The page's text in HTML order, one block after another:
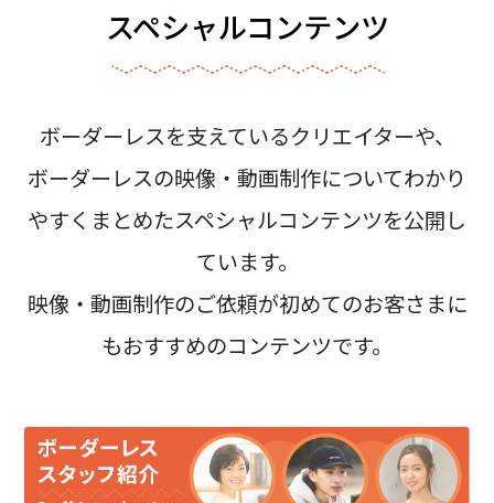
スペシャルコンテンツ
ボーダーレスを支えているクリエイターや、
ボーダーレスの映像・動画制作についてわかり
やすくまとめたスペシャルコンテンツを公開し
ています。
映像・動画制作のご依頼が初めてのお客さまに
もおすすめのコンテンツです。